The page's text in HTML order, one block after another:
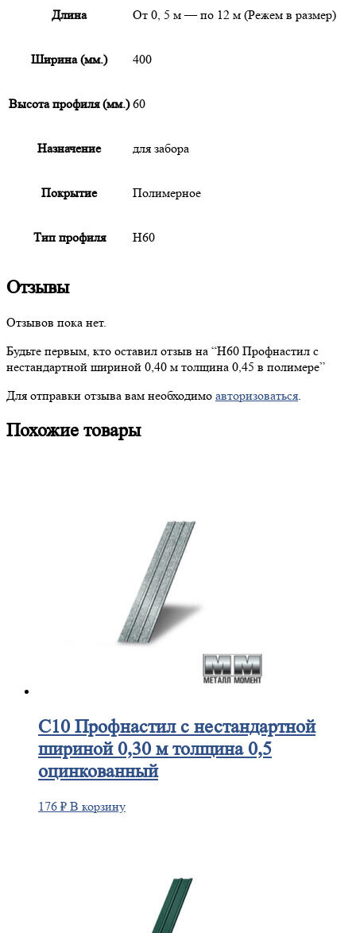
Длина От 0, 5 м — по 12 м (Режем в размер)
Ширина (мм.) 400
Высота профиля (мм.) 60
Назначение для забора
Покрытие Полимерное
Тип профиля Н60
Отзывы
Отзывов пока нет.
Будьте первым, кто оставил отзыв на “Н60 Профнастил с
нестандартной шириной 0,40 м толщина 0,45 в полимере”
Для отправки отзыва вам необходимо авторизоваться.
Похожие товары
С10Профнастил с нестандартной
шириной 0,30 м толщина 0,5
оцинкованный
176 ₽ В корзину